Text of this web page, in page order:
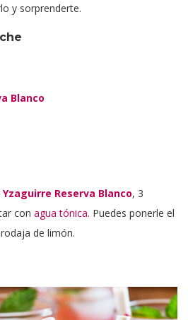
y sorprenderte.
Blanco
Yzaguirre Reserva Blanco, 3
con agua tónica. Puedes ponerle el
de limón.